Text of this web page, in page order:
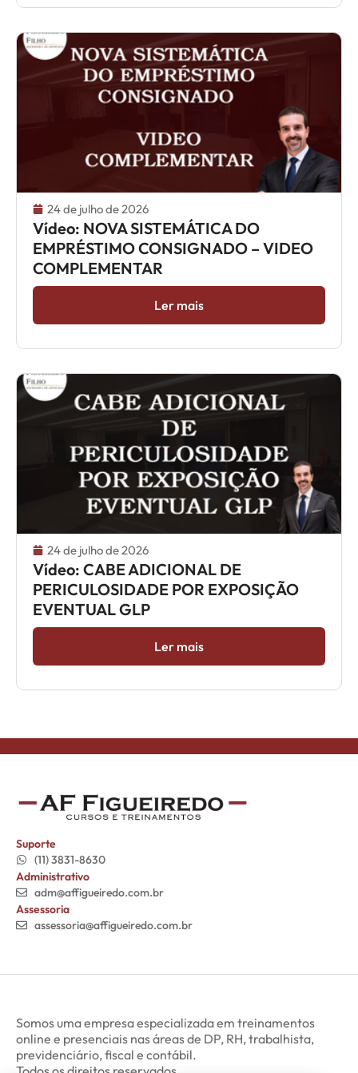
24 de julho de 2026
Vídeo: NOVA SISTEMÁTICA DO
EMPRÉSTIMO CONSIGNADO – VIDEO
COMPLEMENTAR
Ler mais
24 de julho de 2026
Vídeo: CABE ADICIONAL DE
PERICULOSIDADE POR EXPOSIÇÃO
EVENTUAL GLP
Ler mais
Suporte
(11) 3831-8630
Administrativo
adm@affigueiredo.com.br
Assessoria
assessoria@affigueiredo.com.br
Somos uma empresa especializada em treinamentos
online e presenciais nas áreas de DP, RH, trabalhista,
previdenciário, fiscal e contábil.